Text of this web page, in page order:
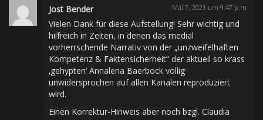
Jost Bender Mai 7, 2021 um 9:47 p.m.
Vielen Dank für diese Aufstellung! Sehr wichtig und
hilfreich in Zeiten, in denen das medial
vorherrschende Narrativ von der „unzweifelhaften
Kompetenz & Faktensicherheit“ der aktuell so krass
‚gehypten‘ Annalena Baerbock völlig
unwidersprochen auf allen Kanälen reproduziert
wird.
Einen Korrektur-Hinweis aber noch bzgl. Claudia